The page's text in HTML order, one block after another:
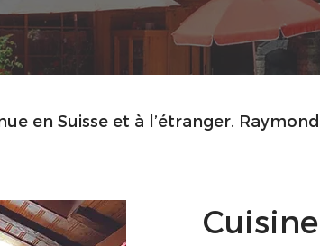
en Suisse et à l’étranger.